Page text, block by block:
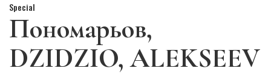
Special
Пономарьов,
DZIDZIO, ALEKSEEV